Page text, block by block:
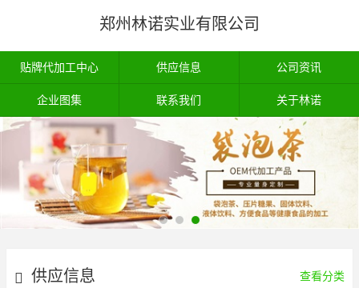
郑州林诺实业有限公司
贴牌代加工中心 供应信息 公司资讯
企业图集 联系我们 关于林诺
供应信息 查看分类